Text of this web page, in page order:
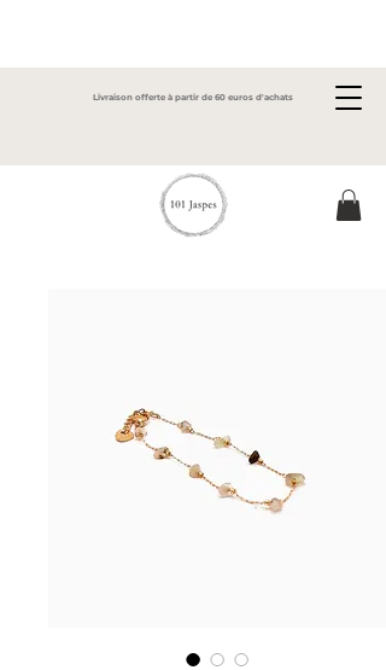
Livraison offerte à partir de 60 euros d'achats